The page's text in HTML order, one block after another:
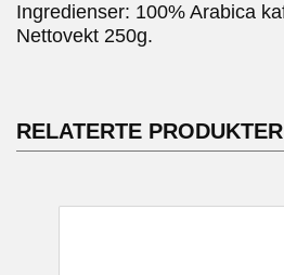
Ingredienser: 100% Arabica
Nettovekt 250g.
RELATERTE PRODUKTER